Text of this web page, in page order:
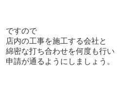
ですので
店内の工事を施工する会社と
綿密な打ち合わせを何度も行い
申請が通るようにしましょう。